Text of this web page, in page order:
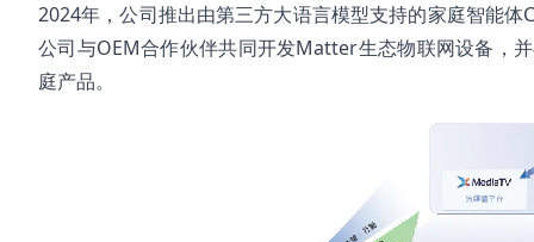
2024年，公司推出由第三方大语言模型支持的家庭智能
公司与OEM合作伙伴共同开发Matter生态物联网设备，
庭产品。